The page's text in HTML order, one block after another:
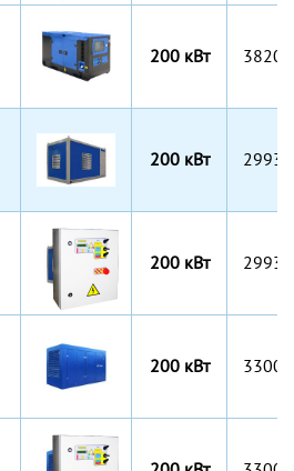
200 кВт
200 кВт
200 кВт
200 кВт